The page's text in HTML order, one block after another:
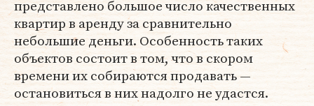
представлено большое число качественных
квартир в аренду за сравнительно
небольшие деньги. Особенность таких
объектов состоит в том, что в скором
времени их собираются продавать —
остановиться в них надолго не удастся.